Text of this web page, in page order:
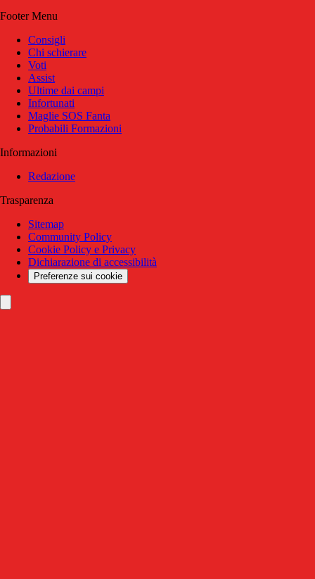
Footer Menu
Consigli
Chi schierare
Voti
Assist
Ultime dai campi
Infortunati
Maglie SOS Fanta
Probabili Formazioni
Informazioni
Redazione
Trasparenza
Sitemap
Community Policy
Cookie Policy e Privacy
Dichiarazione di accessibilità
Preferenze sui cookie